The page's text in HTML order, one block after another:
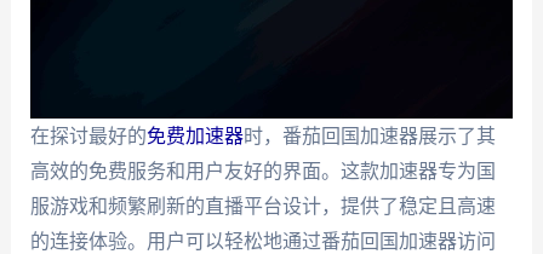
在探讨最好的免费加速器时，番茄回国加速器展示了其
高效的免费服务和用户友好的界面。这款加速器专为国
服游戏和频繁刷新的直播平台设计，提供了稳定且高速
的连接体验。用户可以轻松地通过番茄回国加速器访问